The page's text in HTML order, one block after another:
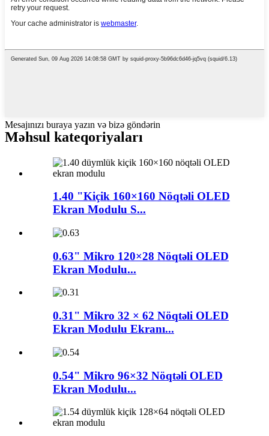
Mesajınızı buraya yazın və bizə göndərin
Məhsul kateqoriyaları
1.40 "Kiçik 160×160 Nöqtəli OLED
Ekran Modulu S...
0.63" Mikro 120×28 Nöqtəli OLED
Ekran Modulu...
0.31" Mikro 32 × 62 Nöqtəli OLED
Ekran Modulu Ekranı...
0.54" Mikro 96×32 Nöqtəli OLED
Ekran Modulu...